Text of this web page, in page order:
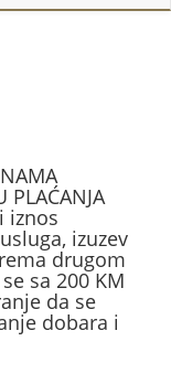
PLAĆANJA
iznos
izuzev
drugom
sa 200 KM
da se
dobara i